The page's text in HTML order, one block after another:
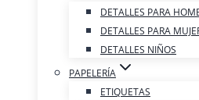
DETALLES PARA
DETALLES PARA
DETALLES NIÑOS
PAPELERÍA
ETIQUETAS